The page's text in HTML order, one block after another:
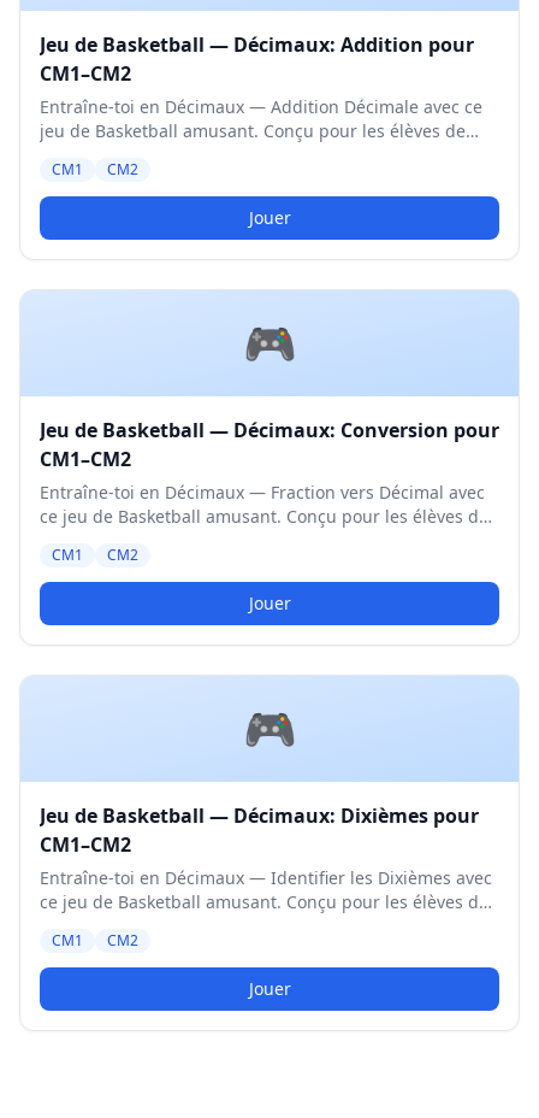
Jeu de Basketball — Décimaux: Addition pour
CM1–CM2
Entraîne-toi en Décimaux — Addition Décimale avec ce
jeu de Basketball amusant. Conçu pour les élèves de
CM1 CM2
Jouer
🎮
Jeu de Basketball — Décimaux: Conversion pour
CM1–CM2
Entraîne-toi en Décimaux — Fraction vers Décimal avec
ce jeu de Basketball amusant. Conçu pour les élèves de
CM1 CM2
Jouer
🎮
Jeu de Basketball — Décimaux: Dixièmes pour
CM1–CM2
Entraîne-toi en Décimaux — Identifier les Dixièmes avec
ce jeu de Basketball amusant. Conçu pour les élèves de
CM1 CM2
Jouer